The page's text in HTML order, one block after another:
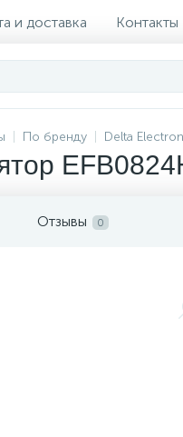
и доставка Контакты
По бренду Delta
Отзывы 0